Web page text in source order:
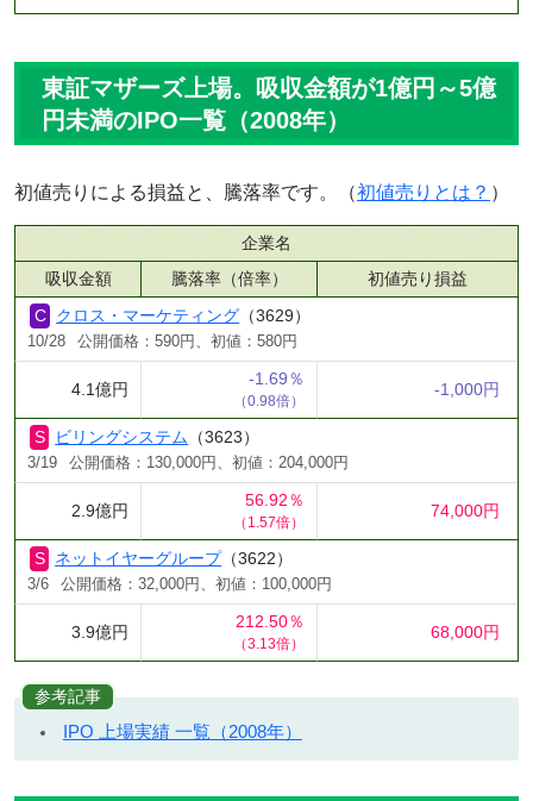
東証マザーズ上場。吸収金額が1億円～5億
円未満のIPO一覧（2008年）
初値売りによる損益と、騰落率です。（初値売りとは？ ）
企業名
吸収金額
騰落率（倍率）
初値売り損益
クロス・マーケティング （3629）
10/28 公開価格：590円、初値：580円
4.1億円
-1.69％
（0.98倍）
-1,000円
ビリングシステム （3623）
3/19 公開価格：130,000円、初値：204,000円
2.9億円
56.92％
（1.57倍）
74,000円
ネットイヤーグループ（3622）
3/6 公開価格：32,000円、初値：100,000円
3.9億円
212.50％
（3.13倍）
68,000円
参考記事
IPO 上場実績 一覧（2008年）